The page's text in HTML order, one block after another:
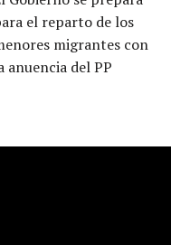
el reparto de los
migrantes con
anuencia del PP